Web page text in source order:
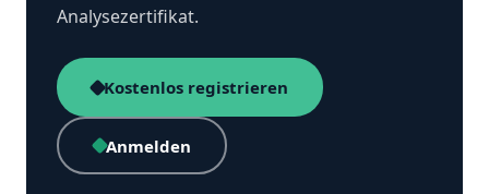
Analysezertifikat.
Kostenlos registrieren
Anmelden